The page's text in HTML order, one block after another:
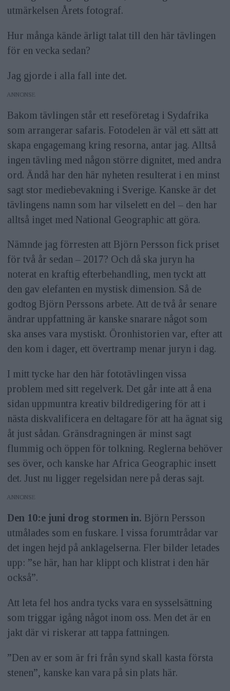
utmärkelsen Årets fotograf.
Hur många kände ärligt talat till den här tävlingen
för en vecka sedan?
Jag gjorde i alla fall inte det.
ANNONS
Bakom tävlingen står ett reseföretag i Sydafrika
som arrangerar safaris. Fotodelen är väl ett sätt att
skapa engagemang kring resorna, antar jag. Alltså
ingen tävling med någon större dignitet, med andra
ord. Ändå har den här nyheten resulterat i en minst
sagt stor mediebevakning i Sverige. Kanske är det
tävlingens namn som har vilselett en del – den har
alltså inget med National Geographic att göra.
Nämnde jag förresten att Björn Persson fick priset
för två år sedan – 2017? Och då ska juryn ha
noterat en kraftig efterbehandling, men tyckt att
den gav elefanten en mystisk dimension. Så de
godtog Björn Perssons arbete. Att de två år senare
ändrar uppfattning är kanske snarare något som
ska anses vara mystiskt. Öronhistorien var, efter att
den kom i dager, ett övertramp menar juryn i dag.
I mitt tycke har den här fototävlingen vissa
problem med sitt regelverk. Det går inte att å ena
sidan uppmuntra kreativ bildredigering för att i
nästa diskvalificera en deltagare för att ha ägnat sig
åt just sådan. Gränsdragningen är minst sagt
flummig och öppen för tolkning. Reglerna behöver
ses över, och kanske har Africa Geographic insett
det. Just nu ligger regelsidan nere på deras sajt.
ANNONS
Den 10:e juni drog stormen in. Björn Persson
utmålades som en fuskare. I vissa forumtrådar var
det ingen hejd på anklagelserna. Fler bilder letades
upp: ”se här, han har klippt och klistrat i den här
också”.
Att leta fel hos andra tycks vara en sysselsättning
som triggar igång något inom oss. Men det är en
jakt där vi riskerar att tappa fattningen.
”Den av er som är fri från synd skall kasta första
stenen”, kanske kan vara på sin plats här.